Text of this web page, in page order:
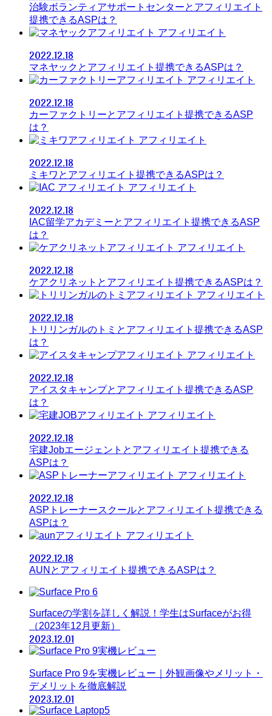
治験ボランティアサポートセンターとアフィリエイト
提携できるASPは？
アフィリエイト
2022.12.18
マネヤックとアフィリエイト提携できるASPは？
アフィリエイト
2022.12.18
カーファクトリーとアフィリエイト提携できるASP
は？
アフィリエイト
2022.12.18
ミキワとアフィリエイト提携できるASPは？
アフィリエイト
2022.12.18
IAC留学アカデミーとアフィリエイト提携できるASP
は？
アフィリエイト
2022.12.18
ケアクリネットとアフィリエイト提携できるASPは？
アフィリエイト
2022.12.18
トリリンガルのトミとアフィリエイト提携できるASP
は？
アフィリエイト
2022.12.18
アイスタキャンプとアフィリエイト提携できるASP
は？
アフィリエイト
2022.12.18
宅建Jobエージェントとアフィリエイト提携できる
ASPは？
アフィリエイト
2022.12.18
ASPトレーナースクールとアフィリエイト提携できる
ASPは？
アフィリエイト
2022.12.18
AUNとアフィリエイト提携できるASPは？
Surfaceの学割を詳しく解説！学生はSurfaceがお得
（2023年12月更新）
2023.12.01
Surface Pro 9を実機レビュー｜外観画像やメリット・
デメリットを徹底解説
2023.12.01